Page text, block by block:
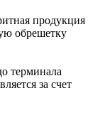
продукция
обрешетку
терминала
за счет